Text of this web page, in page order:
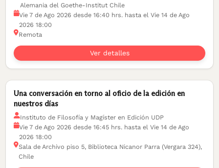
Alemania del Goethe-Institut Chile
Vie 7 de Ago 2026 desde 16:40 hrs. hasta el Vie 14 de Ago
2026 18:00
Remota
Ver detalles
Una conversación en torno al oficio de la edición en
nuestros días
Instituto de Filosofía y Magíster en Edición UDP
Vie 7 de Ago 2026 desde 16:45 hrs. hasta el Vie 14 de Ago
2026 18:00
Sala de Archivo piso 5, Biblioteca Nicanor Parra (Vergara 324),
Chile